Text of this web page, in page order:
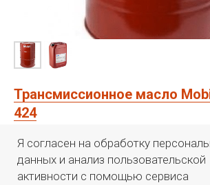
Трансмиссионное масло
424
Объем
Я согласен на обработку
данных и анализ пользовательской
активности с помощью сервиса